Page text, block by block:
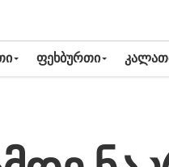
ᲤᲔᲮᲑᲣᲠᲗᲘ